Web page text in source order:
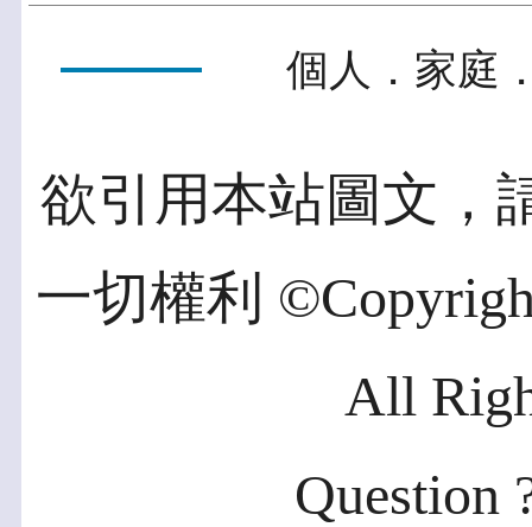
個人．家庭
欲引用本站圖文，
一切權利
All
Question